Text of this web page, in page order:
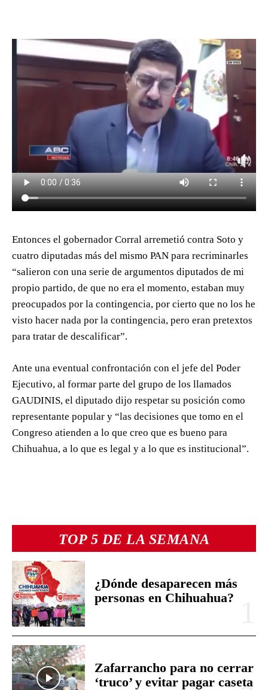
TOP 5 DE LA SEMANA
¿Dónde desaparecen más
personas en Chihuahua?
Zafarrancho para no cerrar
‘truco’ y evitar pagar caseta
Entonces el gobernador Corral arremetió contra Soto y
cuatro diputadas más del mismo PAN para recriminarles
“salieron con una serie de argumentos diputados de mi
propio partido, de que no era el momento, estaban muy
preocupados por la contingencia, por cierto que no los he
visto hacer nada por la contingencia, pero eran pretextos
para tratar de descalificar”.
Ante una eventual confrontación con el jefe del Poder
Ejecutivo, al formar parte del grupo de los llamados
GAUDINIS, el diputado dijo respetar su posición como
representante popular y “las decisiones que tomo en el
Congreso atienden a lo que creo que es bueno para
Chihuahua, a lo que es legal y a lo que es institucional”.